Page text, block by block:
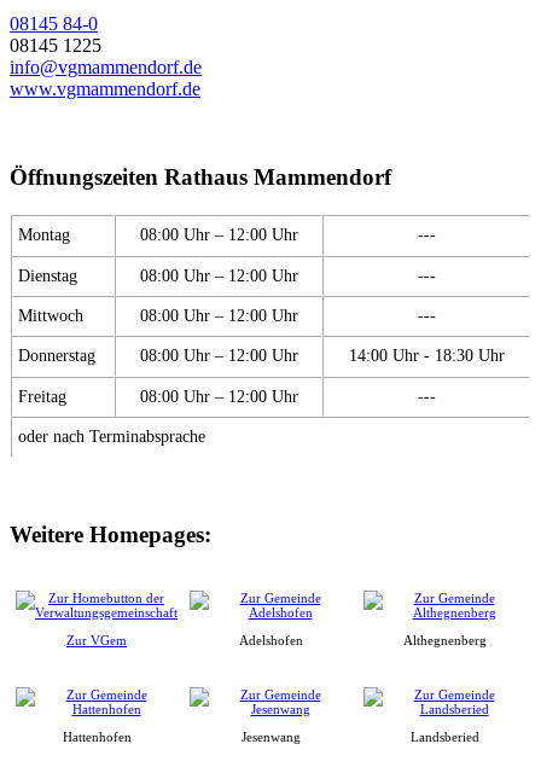
08145 84-0
08145 1225
info@vgmammendorf.de
www.vgmammendorf.de
Öffnungszeiten Rathaus Mammendorf
Montag 08:00 Uhr – 12:00 Uhr ---
Dienstag 08:00 Uhr – 12:00 Uhr ---
Mittwoch 08:00 Uhr – 12:00 Uhr ---
Donnerstag 08:00 Uhr – 12:00 Uhr 14:00 Uhr - 18:30 Uhr
Freitag 08:00 Uhr – 12:00 Uhr ---
oder nach Terminabsprache
Weitere Homepages:
Zur VGem Adelshofen Althegnenberg
Hattenhofen Jesenwang Landsberied